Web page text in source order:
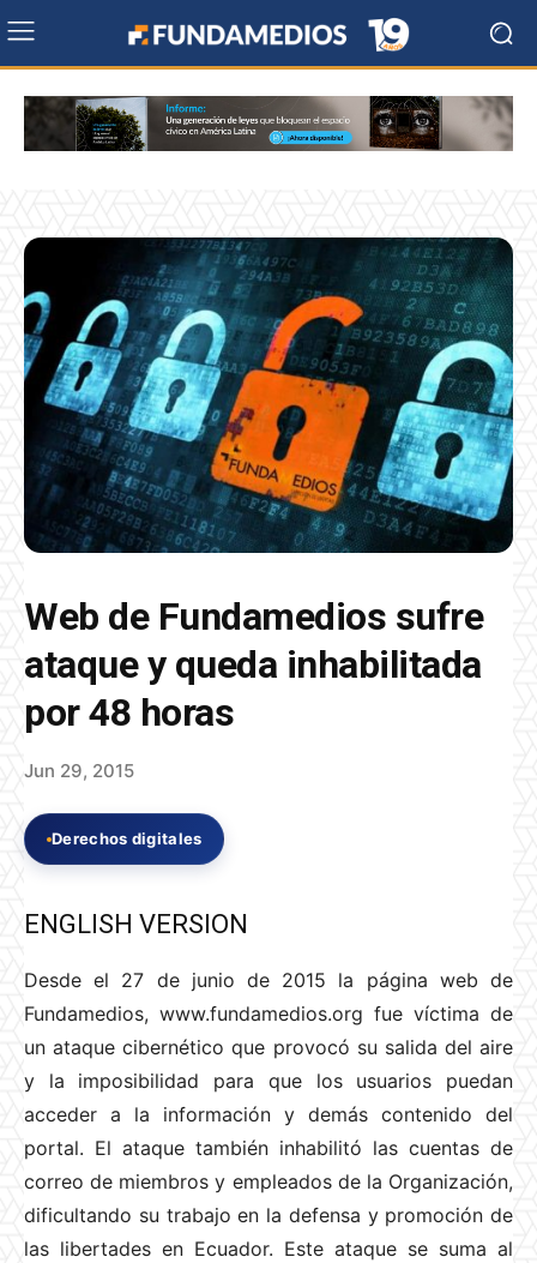
Web de Fundamedios sufre
ataque y queda inhabilitada
por 48 horas
Jun 29, 2015
Derechos digitales
ENGLISH VERSION
Desde el 27 de junio de 2015 la página web de
Fundamedios, www.fundamedios.org fue víctima de
un ataque cibernético que provocó su salida del aire
y la imposibilidad para que los usuarios puedan
acceder a la información y demás contenido del
portal. El ataque también inhabilitó las cuentas de
correo de miembros y empleados de la Organización,
dificultando su trabajo en la defensa y promoción de
las libertades en Ecuador. Este ataque se suma al